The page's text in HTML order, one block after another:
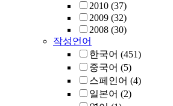
2010 (37)
2009 (32)
2008 (30)
작성언어
한국어 (451)
중국어 (5)
스페인어 (4)
일본어 (2)